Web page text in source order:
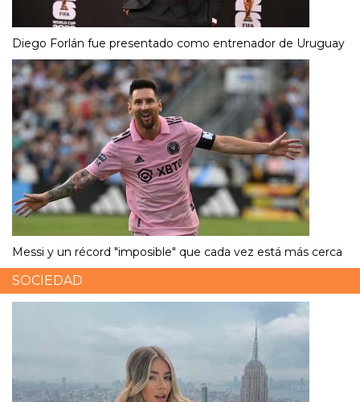
Diego Forlán fue presentado como entrenador de Uruguay
Messi y un récord "imposible" que cada vez está más cerca
SOCIEDAD